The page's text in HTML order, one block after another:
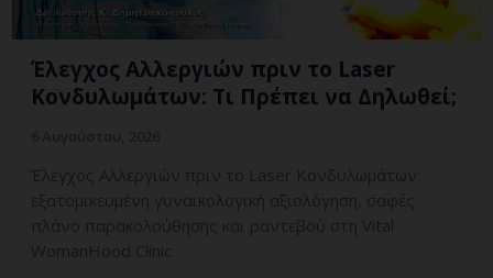
Έλεγχος Αλλεργιών πριν το Laser
Κονδυλωμάτων: Τι Πρέπει να Δηλωθεί;
Έλεγχος Αλλεργιών πριν το Laser Κονδυλωμάτων:
εξατομικευμένη γυναικολογική αξιολόγηση, σαφές
πλάνο παρακολούθησης και ραντεβού στη Vital
WomanHood Clinic